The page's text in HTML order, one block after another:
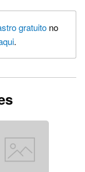
gratuito no
.